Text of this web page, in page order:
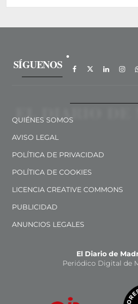
SÍGUENOS
QUIÉNES SOMOS
AVISO LEGAL
POLÍTICA DE PRIVACIDAD
POLÍTICA DE COOKIES
LICENCIA CREATIVE COMMONS
PUBLICIDAD
ANUNCIOS LEGALES
El Diario de
Periódico Digital de